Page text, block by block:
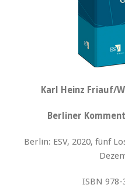
Karl Heinz Friauf/
Berliner
Berlin: ESV, 2020, fünf
ISBN 978-